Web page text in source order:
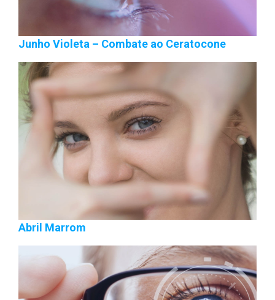
Junho Violeta – Combate ao Ceratocone
Abril Marrom